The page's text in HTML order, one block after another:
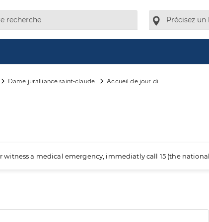
Dame juralliance saint-claude Accueil de jour di
witness a medical emergency, immediatly call 15 (the